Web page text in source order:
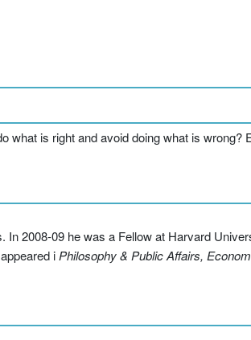
is right and avoid doing what is
2008-09 he was a Fellow at Harvard
i Philosophy & Public Affairs,